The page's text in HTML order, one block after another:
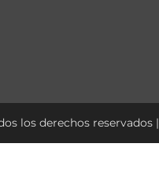
los derechos reservados |